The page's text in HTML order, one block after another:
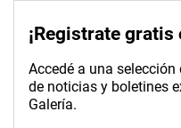
¡Registrate
Accedé a una
de noticias y boletines
Galería.